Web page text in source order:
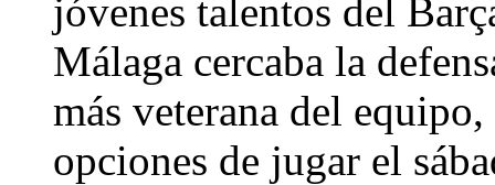
jóvenes talentos del
Málaga cercaba la
más veterana del
opciones de jugar el